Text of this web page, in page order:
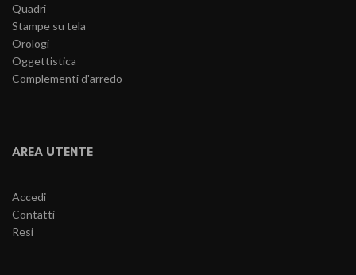
Quadri
Stampe su tela
Orologi
Oggettistica
Complementi d'arredo
AREA UTENTE
Accedi
Contatti
Resi